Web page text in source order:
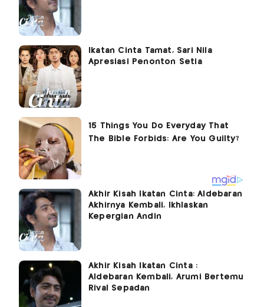
Ikatan Cinta Tamat, Sari Nila
Apresiasi Penonton Setia
Akhir Kisah Ikatan Cinta: Aldebaran
Akhirnya Kembali, Ikhlaskan
Kepergian Andin
Akhir Kisah Ikatan Cinta :
Aldebaran Kembali, Arumi Bertemu
Rival Sepadan